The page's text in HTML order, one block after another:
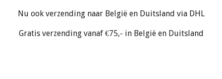
Nu ook verzending naar België en Duitsland via DHL
Gratis verzending vanaf €75,- in België en Duitsland